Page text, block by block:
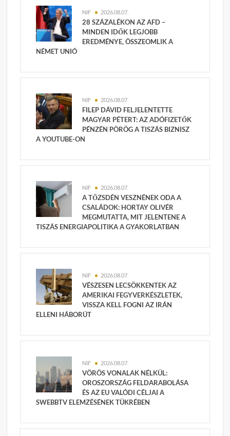
NIF 2026.08.07.
28 SZÁZALÉKON AZ AFD –
MINDEN IDŐK LEGJOBB
EREDMÉNYE, ÖSSZEOMLIK A
NÉMET UNIÓ
NIF 2026.08.07.
FILEP DÁVID FELJELENTETTE
MAGYAR PÉTERT: AZ ADÓFIZETŐK
PÉNZÉN PÖRÖG A TISZÁS BIZNISZ
A YOUTUBE-ON
NIF 2026.08.07.
A TŐZSDÉN VESZNÉNEK ODA A
CSALÁDOK: HORTAY OLIVÉR
MEGMUTATTA, MIT JELENTENE A
TISZÁS ENERGIAPOLITIKA A GYAKORLATBAN
NIF 2026.08.07.
VÉSZESEN LECSÖKKENTEK AZ
AMERIKAI FEGYVERKÉSZLETEK,
VISSZA KELL FOGNI AZ IRÁN
ELLENI HÁBORÚT
NIF 2026.08.07.
VÖRÖS VONALAK NÉLKÜL:
OROSZORSZÁG FELDARABOLÁSA
ÉS AZ EU VALÓDI CÉLJAI A
SWEBBTV ELEMZÉSÉNEK TÜKRÉBEN